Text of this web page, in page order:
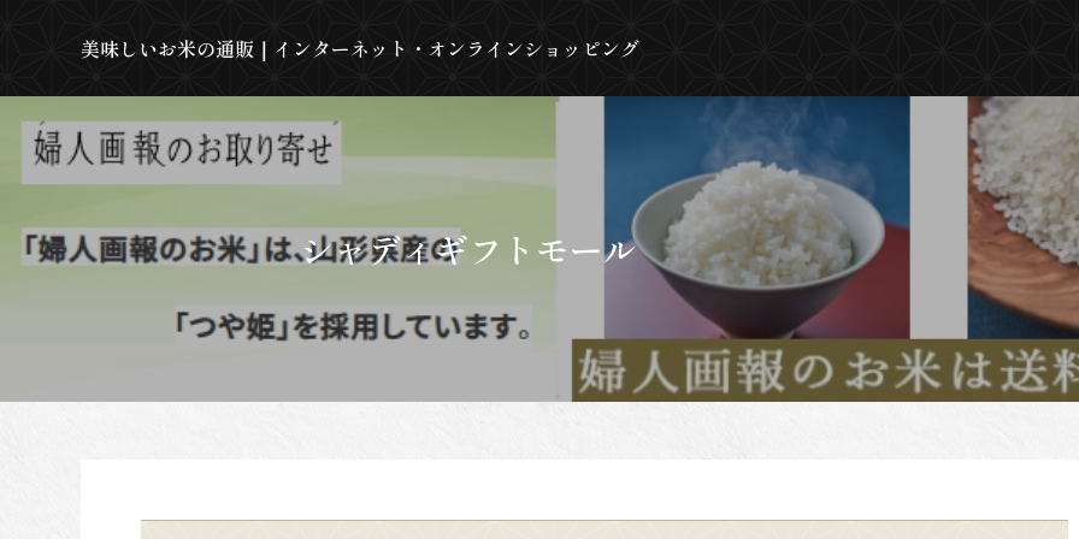
美味しいお米の通販｜インターネット・オンラインショッピング
シャディギフトモール